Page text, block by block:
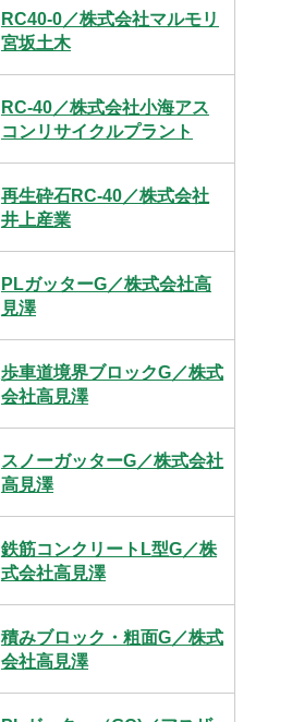
RC40-0／株式会社マルモリ
宮坂土木
RC-40／株式会社小海アス
コンリサイクルプラント
再生砕石RC-40／株式会社
井上産業
PLガッターG／株式会社高
見澤
歩車道境界ブロックG／株式
会社高見澤
スノーガッターG／株式会社
高見澤
鉄筋コンクリートL型G／株
式会社高見澤
積みブロック・粗面G／株式
会社高見澤